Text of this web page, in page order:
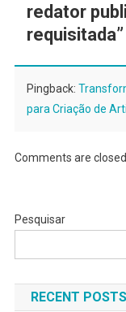
redator
requisitada”
Pingback:
para Criação de
Comments are closed.
Pesquisar
RECENT POSTS